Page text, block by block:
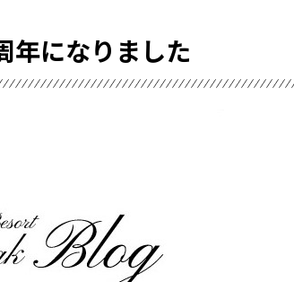
年になりました